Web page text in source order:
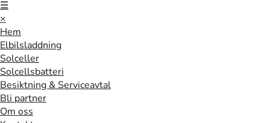
☰
×
Hem
Elbilsladdning
Solceller
Solcellsbatteri
Besiktning & Serviceavtal
Bli partner
Om oss